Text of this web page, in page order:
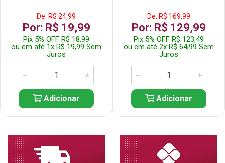
De: R$ 24,99
Por: R$ 19,99
Pix 5% OFF R$ 18,99
ou em até 1x R$ 19,99 Sem
Juros
Adicionar
De: R$ 169,99
Por: R$ 129,99
Pix 5% OFF R$ 123,49
ou em até 2x R$ 64,99 Sem
Juros
Adicionar